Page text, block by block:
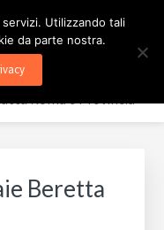
Roma e Provincia
Beretta
Utilizzando tali
da parte nostra.